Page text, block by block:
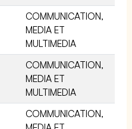
COMMUNICATION,
MEDIA ET
MULTIMEDIA
COMMUNICATION,
MEDIA ET
MULTIMEDIA
COMMUNICATION,